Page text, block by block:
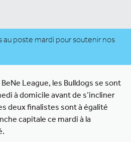
au poste mardi pour soutenir nos
League, les Bulldogs se sont
à domicile avant de s’incliner
deux finalistes sont à égalité
capitale ce mardi à la